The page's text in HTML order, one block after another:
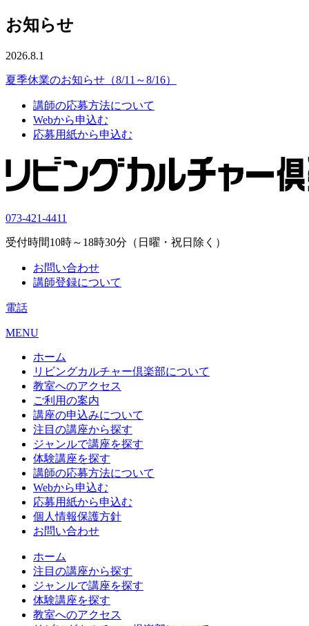
お知らせ
2026.8.1
夏季休業のお知らせ（8/11～8/16）
講師の応募方法について
Webから申込む
応募用紙から申込む
073-421-4411
受付時間10時～18時30分（日曜・祝日除く）
お問い合わせ
講師登録について
電話
MENU
ホーム
リビングカルチャー倶楽部について
教室へのアクセス
ご利用の案内
講座の申込みについて
注目の講座から探す
ジャンルで講座を探す
体験講座を探す
講師の応募方法について
Webから申込む
応募用紙から申込む
個人情報保護方針
お問い合わせ
ホーム
注目の講座から探す
ジャンルで講座を探す
体験講座を探す
教室へのアクセス